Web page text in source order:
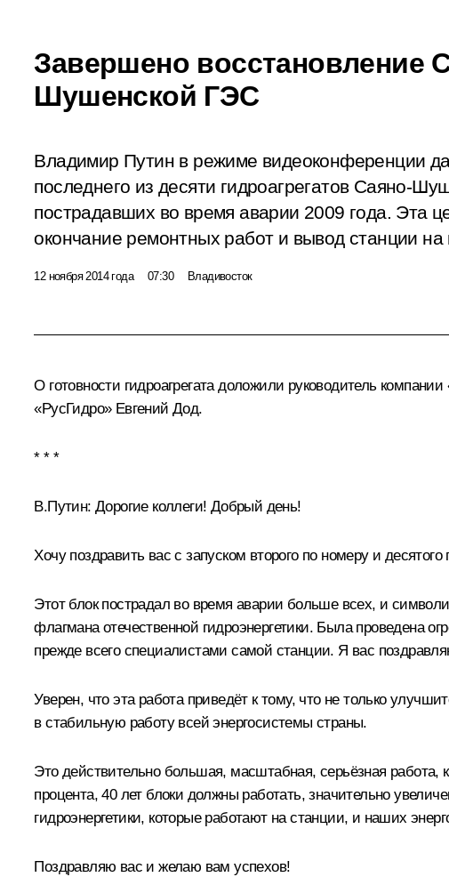
Завершено восстановление
Шушенской ГЭС
Владимир Путин в режиме видеоконференции
последнего из десяти гидроагрегатов Саяно-
пострадавших во время аварии 2009 года. Эта
окончание ремонтных работ и вывод станции
12 ноября 2014 года 07:30 Владивосток
О готовности гидроагрегата доложили руководитель
«РусГидро» Евгений Дод.
* * *
В.Путин: Дорогие коллеги! Добрый день!
Хочу поздравить вас с запуском второго по номеру и
Этот блок пострадал во время аварии больше всех, и
флагмана отечественной гидроэнергетики. Была проведена
прежде всего специалистами самой станции. Я вас
Уверен, что эта работа приведёт к тому, что не только
в стабильную работу всей энергосистемы страны.
Это действительно большая, масштабная, серьёзная
процента, 40 лет блоки должны работать, значительно
гидроэнергетики, которые работают на станции, и наших
Поздравляю вас и желаю вам успехов!